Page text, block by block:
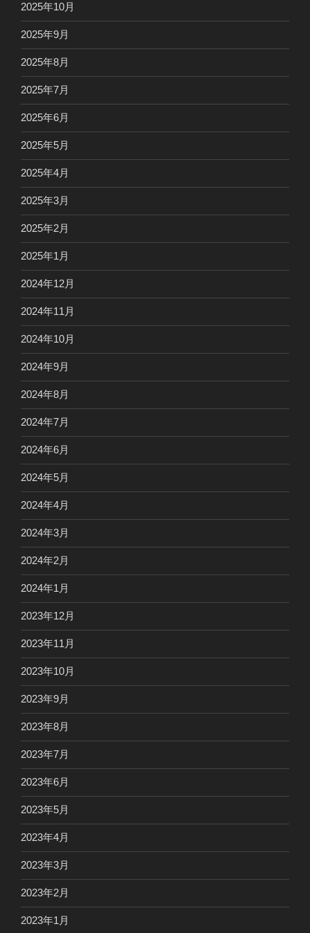
2025年10月
2025年9月
2025年8月
2025年7月
2025年6月
2025年5月
2025年4月
2025年3月
2025年2月
2025年1月
2024年12月
2024年11月
2024年10月
2024年9月
2024年8月
2024年7月
2024年6月
2024年5月
2024年4月
2024年3月
2024年2月
2024年1月
2023年12月
2023年11月
2023年10月
2023年9月
2023年8月
2023年7月
2023年6月
2023年5月
2023年4月
2023年3月
2023年2月
2023年1月